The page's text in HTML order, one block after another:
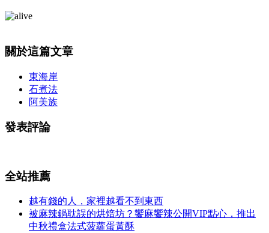
關於這篇文章
東海岸
石煮法
阿美族
發表評論
全站推薦
越有錢的人，家裡越看不到東西
被麻辣鍋耽誤的烘焙坊？饗麻饗辣公開VIP點心，推出
中秋禮盒法式菠蘿蛋黃酥